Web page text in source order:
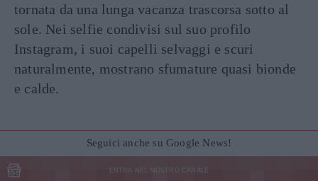
tornata da una lunga vacanza trascorsa sotto al
sole. Nei selfie condivisi sul suo profilo
Instagram, i suoi capelli selvaggi e scuri
naturalmente, mostrano sfumature quasi bionde
e calde.
Seguici anche su Google News!
ENTRA NEL NOSTRO CANALE